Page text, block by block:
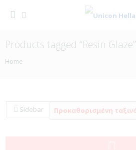
Products tagged “Resin Glaze”
Home
Sidebar